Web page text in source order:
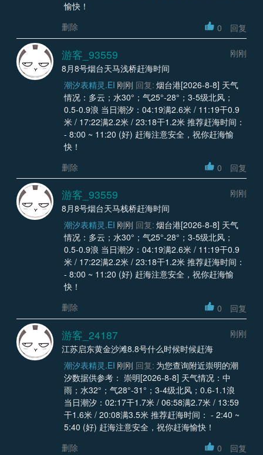
愉快！
删除
0 回复
游客_93559
刚刚
8月8号烟台天马浅桥赶海时间
潮汐表精灵.EI 刚刚 回复: 烟台港[2026-8-8] 天气
情况：多云；水30°；气25°-28°；3-5级北风；
0.5-0.9浪 当日潮汐：04:19满2.6米 / 11:19干0.9
米 / 17:22满2.2米 / 23:18干1.2米 推荐赶海时间：
- 8:00 ~ 11:20 (好) 赶海注意安全，祝你赶海愉
快！
删除
0 回复
游客_93559
刚刚
8月8号烟台天马栈桥赶海时间
潮汐表精灵.EI 刚刚 回复: 烟台港[2026-8-8] 天气
情况：多云；水30°；气25°-28°；3-5级北风；
0.5-0.9浪 当日潮汐：04:19满2.6米 / 11:19干0.9
米 / 17:22满2.2米 / 23:18干1.2米 推荐赶海时间：
- 8:00 ~ 11:20 (好) 赶海注意安全，祝你赶海愉
快！
删除
0 回复
游客_24187
刚刚
江苏启东黄金沙滩8.8号什么时候时候赶海
潮汐表精灵.EI 刚刚 回复: 为您查询附近崇明的潮
汐数据供参考： 崇明[2026-8-8] 天气情况：中
雨；水32°；气28°-31°；3-4级北风；0.6-1.1浪
当日潮汐：02:17干1.7米 / 06:58满2.7米 / 13:59
干1.6米 / 20:08满3.5米 推荐赶海时间： - 2:40 ~
5:40 (好) 赶海注意安全，祝你赶海愉快！
删除
0 回复